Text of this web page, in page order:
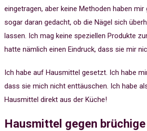
eingetragen, aber keine Methoden haben mir
sogar daran gedacht, ob die Nägel sich
lassen. Ich mag keine speziellen Produkte
hatte nämlich einen Eindruck, dass sie mir
Ich habe auf Hausmittel gesetzt. Ich habe
dass sie mich nicht enttäuschen. Ich habe
Hausmittel direkt aus der Küche!
Hausmittel gegen brüchige